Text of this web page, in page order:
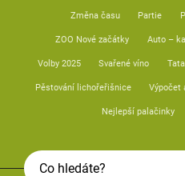
Změna času Partie
ZOO Nové začátky Auto –
Volby 2025 Svařené víno
Pěstování lichořeřišnice Výpočet
Nejlepší palačinky